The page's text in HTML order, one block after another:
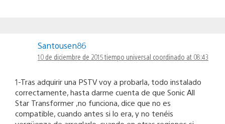
Santousen86
10 de diciembre de 2015 tiempo universal coordinado at 08:43
1-Tras adquirir una PSTV voy a probarla, todo instalado
correctamente, hasta darme cuenta de que Sonic All
Star Transformer ,no funciona, dice que no es
compatible, cuando antes si lo era, y no tenéis